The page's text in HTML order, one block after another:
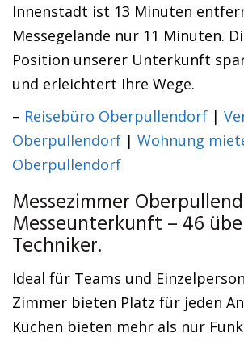
Innenstadt ist 13 Minuten
Messegelände nur 11 Minuten.
Position unserer Unterkunft
und erleichtert Ihre Wege.
– Reisebüro Oberpullendorf |
Oberpullendorf | Wohnung
Oberpullendorf
Messezimmer
Messeunterkunft – 46
Techniker.
Ideal für Teams und
Zimmer bieten Platz für jeden
Küchen bieten mehr als nur